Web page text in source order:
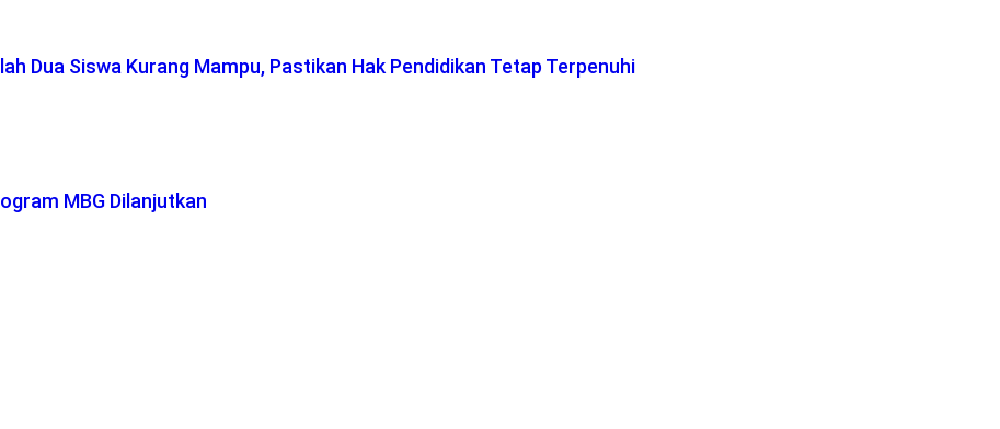
Dua Siswa Kurang Mampu, Pastikan Hak Pendidikan Tetap Terpenuhi
MBG Dilanjutkan